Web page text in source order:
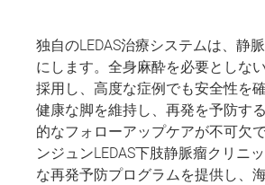
独自のLEDAS治療システムは、静
にします。全身麻酔を必要としな
採用し、高度な症例でも安全性を
健康な脚を維持し、再発を予防す
的なフォローアップケアが不可欠
ンジュンLEDAS下肢静脈瘤クリニ
な再発予防プログラムを提供し、